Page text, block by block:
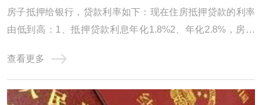
房子抵押给银行，贷款利率如下：现在住房抵押贷款的利率
由低到高：1、抵押贷款利息年化1.8%2、年化2.8%，房本
2.95%，100万月还款24584、不上个人征信，不看负债，年
化3%，最长10年，持股3个月可以通过抵押转贷。前提是利
息合适。你的条件符合银行要求。银行抵押贷款房 ...
查看更多